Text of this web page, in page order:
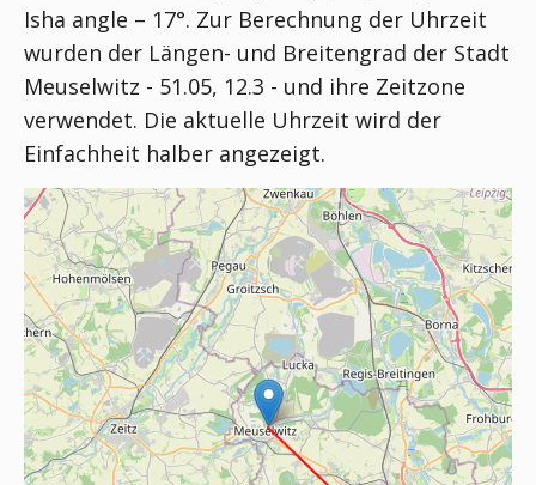
Isha angle – 17°. Zur Berechnung der Uhrzeit
wurden der Längen- und Breitengrad der Stadt
Meuselwitz - 51.05, 12.3 - und ihre Zeitzone
verwendet. Die aktuelle Uhrzeit wird der
Einfachheit halber angezeigt.